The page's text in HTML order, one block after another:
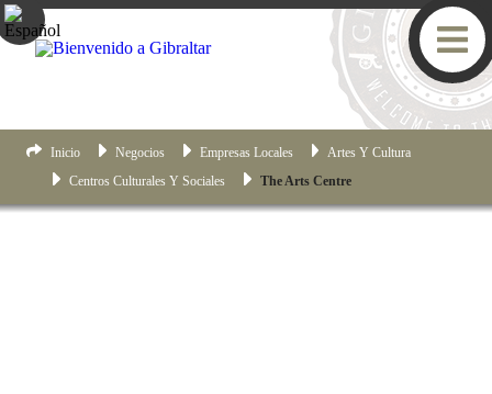
Inicio Negocios Empresas Locales
Artes Y Cultura
Centros Culturales Y Sociales
The Arts Centre